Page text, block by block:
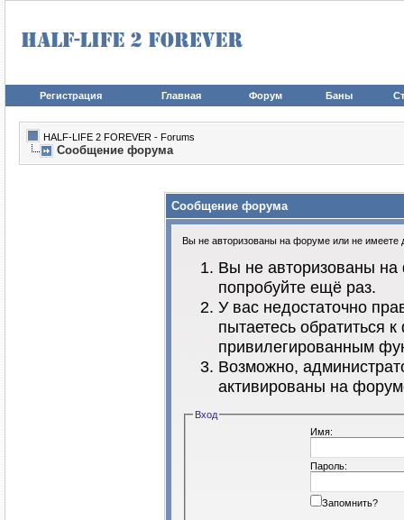
Регистрация Главная Форум Баны
HALF-LIFE 2 FOREVER - Forums
Сообщение форума
Сообщение форума
Вы не авторизованы на форуме или не имеете
Вы не авторизованы
попробуйте ещё раз.
У вас недостаточно
пытаетесь обратиться
привилегированным
Возможно,
активированы на
Вход
Имя:
Пароль:
Запомнить?